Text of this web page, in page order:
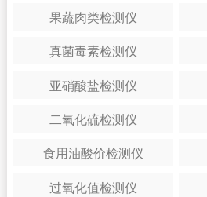
果蔬肉类检测仪
真菌毒素检测仪
亚硝酸盐检测仪
二氧化硫检测仪
食用油酸价检测仪
过氧化值检测仪